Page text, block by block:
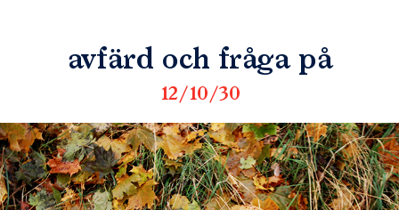
avfärd och fråga på
12/10/30